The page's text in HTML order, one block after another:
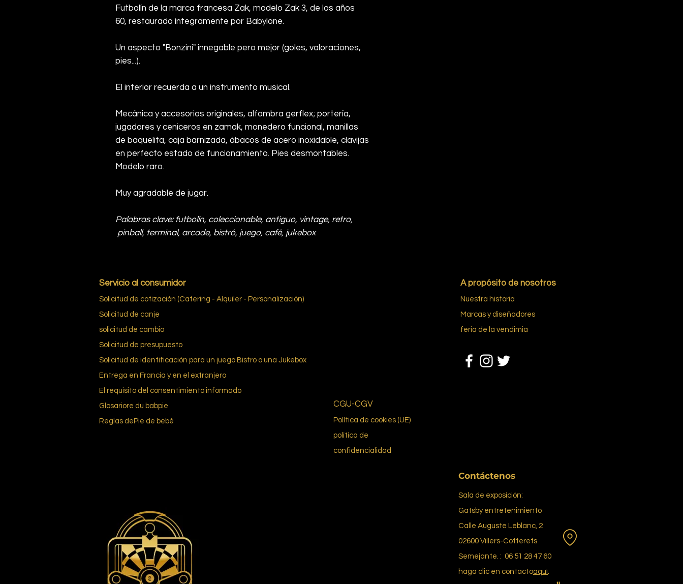
Futbolín de la marca francesa Zak, modelo Zak 3, de los años
60, restaurado íntegramente por Babylone.
Un aspecto "Bonzini" innegable pero mejor (goles, valoraciones,
pies...).
El interior recuerda a un instrumento musical.
Mecánica y accesorios originales, alfombra gerflex; portería,
jugadores y ceniceros en zamak, monedero funcional, manillas
de baquelita, caja barnizada, ábacos de acero inoxidable, clavijas
en perfecto estado de funcionamiento. Pies desmontables.
Modelo raro.
Muy agradable de jugar.
Palabras clave: futbolín, coleccionable, antiguo, vintage, retro,
pinball, terminal, arcade, bistró, juego, café, jukebox
Servicio al consumidor
Solicitud de cotización (Catering - Alquiler - Personalización)
Solicitud de canje
solicitud de cambio
Solicitud de presupuesto
Solicitud de identificación para un juego Bistro o una Jukebox
Entrega en Francia y en el extranjero
El requisito del consentimiento informado
Glosariore du babpie
Reglas de Pie de bebé
CGU-CGV
Política de cookies (UE)
política de
confidencialidad
A propósito de nosotros
Nuestra historia
Marcas y diseñadores
feria de la vendimia
Contáctenos
Sala de exposición:
Gatsby entretenimiento
Calle Auguste Leblanc, 2
02600 Villers-Cotterets
Semejante. : 06 51 28 47 60
haga clic en contactoaquí.